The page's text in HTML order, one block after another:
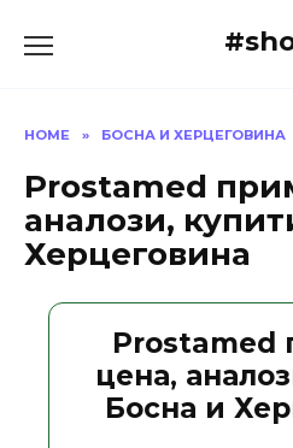
HOME » БОСНА И ХЕРЦЕГОВИНА
Prostamed
аналози,
Херцеговина
Prostamed
цена,
Босна и